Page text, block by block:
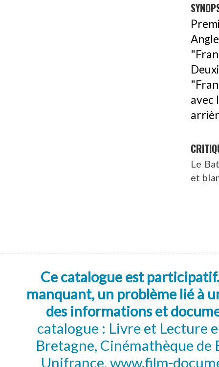
avec
Le
et
Ce catalogue est
manquant, un problème lié à
des informations et
catalogue : Livre et Lecture
Bretagne, Cinémathèque de
Unifrance, www.film-